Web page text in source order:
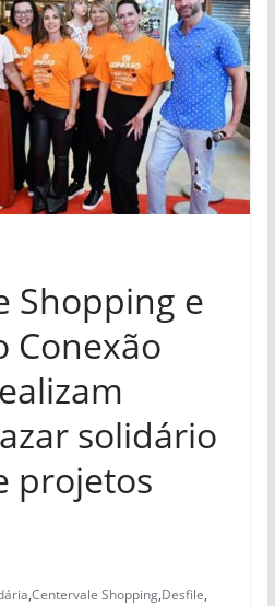
Shopping e
Conexão
solidário
projetos
,Centervale Shopping,Desfile,